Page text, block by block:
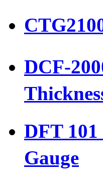
DCF-
DFT
Gauge